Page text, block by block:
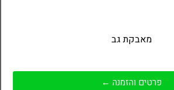
מאבקת גב
פרטים והזמנה ←